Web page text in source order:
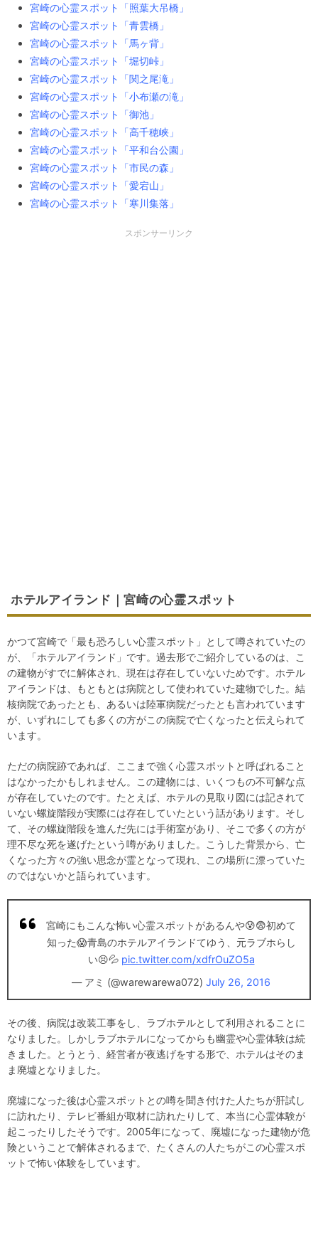
宮崎の心霊スポット「照葉大吊橋」
宮崎の心霊スポット「青雲橋」
宮崎の心霊スポット「馬ヶ背」
宮崎の心霊スポット「堀切峠」
宮崎の心霊スポット「関之尾滝」
宮崎の心霊スポット「小布瀬の滝」
宮崎の心霊スポット「御池」
宮崎の心霊スポット「高千穂峡」
宮崎の心霊スポット「平和台公園」
宮崎の心霊スポット「市民の森」
宮崎の心霊スポット「愛宕山」
宮崎の心霊スポット「寒川集落」
スポンサーリンク
ホテルアイランド｜宮崎の心霊スポット
かつて宮崎で「最も恐ろしい心霊スポット」として噂されていたの
が、「ホテルアイランド」です。過去形でご紹介しているのは、こ
の建物がすでに解体され、現在は存在していないためです。ホテル
アイランドは、もともとは病院として使われていた建物でした。結
核病院であったとも、あるいは陸軍病院だったとも言われています
が、いずれにしても多くの方がこの病院で亡くなったと伝えられて
います。
ただの病院跡であれば、ここまで強く心霊スポットと呼ばれること
はなかったかもしれません。この建物には、いくつもの不可解な点
が存在していたのです。たとえば、ホテルの見取り図には記されて
いない螺旋階段が実際には存在していたという話があります。そし
て、その螺旋階段を進んだ先には手術室があり、そこで多くの方が
理不尽な死を遂げたという噂がありました。こうした背景から、亡
くなった方々の強い思念が霊となって現れ、この場所に漂っていた
のではないかと語られています。
宮崎にもこんな怖い心霊スポットがあるんや😰😨初めて
知った😱青島のホテルアイランドてゆう、元ラブホらし
い😣💦 pic.twitter.com/xdfrOuZO5a
— アミ (@warewarewa072) July 26, 2016
その後、病院は改装工事をし、ラブホテルとして利用されることに
なりました。しかしラブホテルになってからも幽霊や心霊体験は続
きました。とうとう、経営者が夜逃げをする形で、ホテルはそのま
ま廃墟となりました。
廃墟になった後は心霊スポットとの噂を聞き付けた人たちが肝試し
に訪れたり、テレビ番組が取材に訪れたりして、本当に心霊体験が
起こったりしたそうです。2005年になって、廃墟になった建物が危
険ということで解体されるまで、たくさんの人たちがこの心霊スポ
ットで怖い体験をしています。